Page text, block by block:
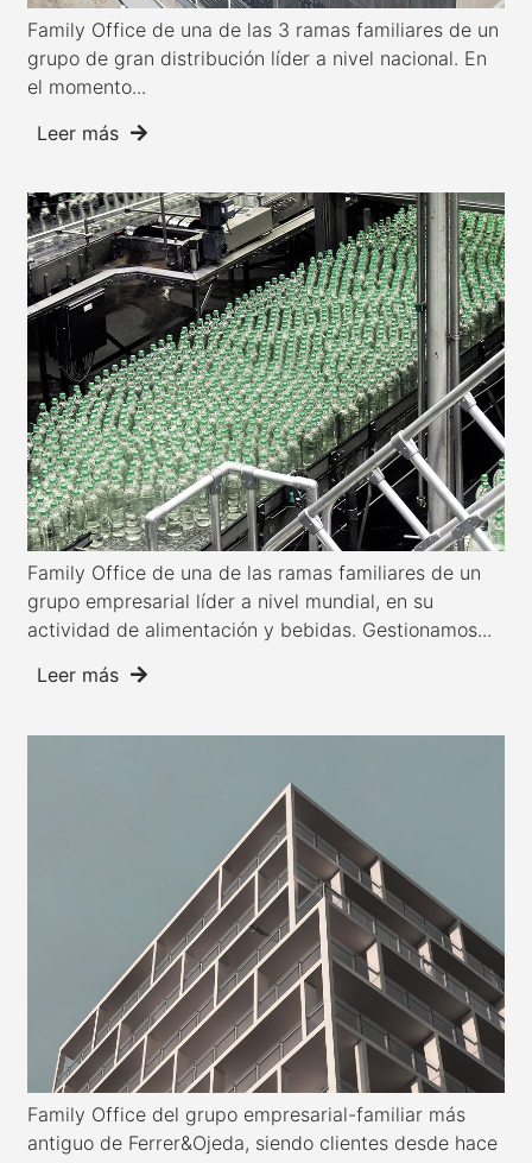
Family Office de una de las 3 ramas familiares de un
grupo de gran distribución líder a nivel nacional. En
el momento...
Leer más
Family Office de una de las ramas familiares de un
grupo empresarial líder a nivel mundial, en su
actividad de alimentación y bebidas. Gestionamos...
Leer más
Family Office del grupo empresarial-familiar más
antiguo de Ferrer&Ojeda, siendo clientes desde hace